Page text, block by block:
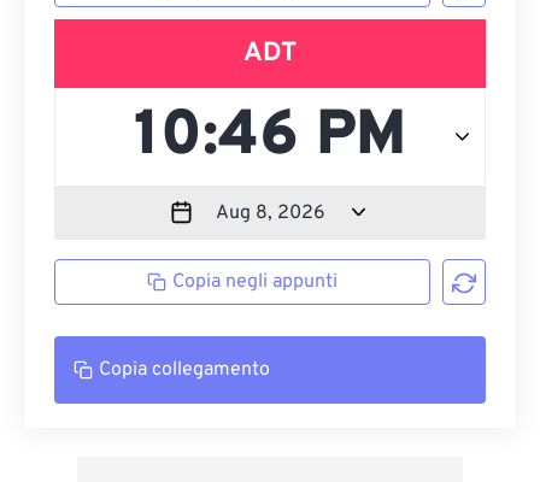
ADT
Copia negli appunti
Copia collegamento